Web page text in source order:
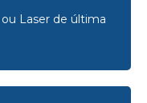
Laser de última